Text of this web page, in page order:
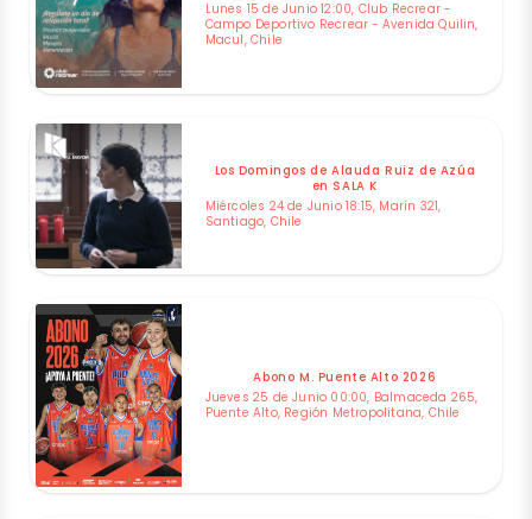
Lunes 15 de Junio 12:00, Club Recrear -
Campo Deportivo Recrear - Avenida Quilin,
Macul, Chile
Los Domingos de Alauda Ruiz de Azúa
en SALA K
Miércoles 24 de Junio 18:15, Marín 321,
Santiago, Chile
Abono M. Puente Alto 2026
Jueves 25 de Junio 00:00, Balmaceda 265,
Puente Alto, Región Metropolitana, Chile